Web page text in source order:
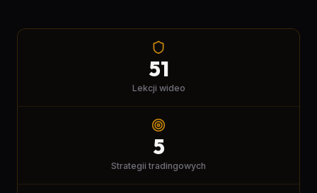
51
Lekcji wideo
5
Strategii tradingowych